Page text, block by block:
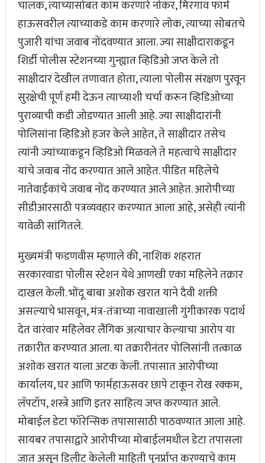
चालक, त्याच्यासोबत काम करणारे नोकर, मिरगाव फार्म
हाऊसवरील त्याच्याकडे काम करणारे लोक, त्याच्या सोबतचे
पुजारी यांचा जवाब नोंदवण्यात आला. ज्या साक्षीदाराकडून
शिर्डी पोलीस स्टेशनच्या गुन्ह्यात व्हिडिओ जप्त केले तो
साक्षीदार देखील तणावात होता, त्याला पोलीस संरक्षण पुरवून
सुरक्षेची पूर्ण हमी देऊन त्याच्याशी चर्चा करून व्हिडिओच्या
पुराव्याची कडी जोडण्यात आली आहे. ज्या साक्षीदारांनी
पोलिसांना व्हिडिओ हजर केले आहेत, ते साक्षीदार तसेच
त्यांनी ज्यांच्याकडून व्हिडिओ मिळवले ते महत्वाचे साक्षीदार
यांचे जवाब नोंद करण्यात आले आहेत. पीडित महिलेचे
नातेवाईकांचे जवाब नोंद करण्यात आले आहेत. आरोपीच्या
सीडीआरसाठी पत्रव्यवहार करण्यात आला आहे, असेही त्यांनी
यावेळी सांगितले.
मुख्यमंत्री फडणवीस म्हणाले की, नाशिक शहरात
सरकारवाडा पोलीस स्टेशन येथे आणखी एका महिलेने तक्रार
दाखल केली. भोंदू बाबा अशोक खरात याने दैवी शक्ती
असल्याचे भासवून, मंत्र-तंत्राच्या नावाखाली गुंगीकारक पदार्थ
देत वारंवार महिलेवर लैंगिक अत्याचार केल्याचा आरोप या
तक्रारीत करण्यात आला. या तक्रारीनंतर पोलिसांनी तत्काळ
अशोक खरात याला अटक केली. तपासात आरोपीच्या
कार्यालय, घर आणि फार्महाऊसवर छापे टाकून रोख रक्कम,
लॅपटॉप, शस्त्रे आणि इतर साहित्य जप्त करण्यात आले.
मोबाईल डेटा फॉरेन्सिक तपासासाठी पाठवण्यात आला आहे.
सायबर तपासाद्वारे आरोपीच्या मोबाईलमधील डेटा तपासला
जात असून डिलीट केलेली माहिती पुनर्प्राप्त करण्याचे काम